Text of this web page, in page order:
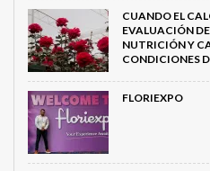
CUANDO EL
EVALUACIÓN
NUTRICIÓN Y
CONDICIONES
FLORIEXPO